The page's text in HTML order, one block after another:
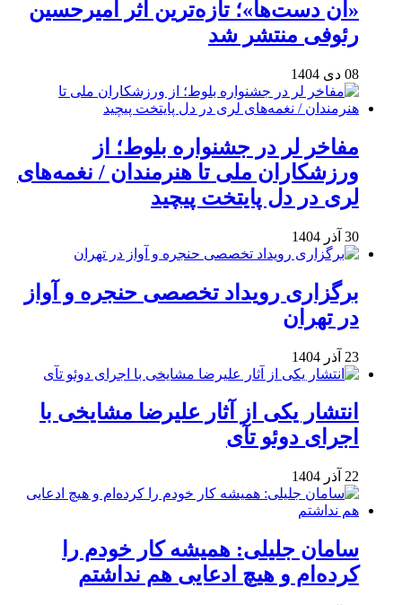
«آن دست‌ها»؛ تازه‌ترین اثر امیرحسین
رئوفی منتشر شد
08 دی 1404
مفاخر لر در جشنواره بلوط؛ از
ورزشکاران ملی تا هنرمندان / نغمه‌های
لری در دل پایتخت پیچید
30 آذر 1404
برگزاری رویداد تخصصی حنجره و آواز
در تهران
23 آذر 1404
انتشار یکی از آثار علیرضا مشایخی با
اجرای دوئو تآی
22 آذر 1404
سامان جلیلی: همیشه کار خودم را
کرده‌ام و هیچ ادعایی هم نداشتم